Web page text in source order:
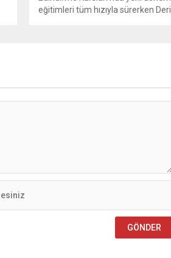
eğitimleri tüm hızıyla sürerken Deri